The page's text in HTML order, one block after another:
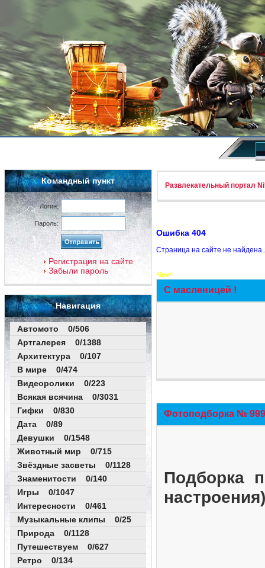
Командный пункт
Логин:
Пароль:
Регистрация на сайте
Забыли пароль
Навигация
Автомото 0/506
Артгалерея 0/1388
Архитектура 0/107
В мире 0/474
Видеоролики 0/223
Всякая всячина 0/3031
Гифки 0/830
Дата 0/89
Девушки 0/1548
Животный мир 0/715
Звёздные засветы 0/1128
Знаменитости 0/140
Игры 0/1047
Интересности 0/461
Музыкальные клипы 0/25
Природа 0/1128
Путешествуем 0/627
Ретро 0/134
Развлекательный портал
Ошибка 404
Страница на сайте не
New!
С масленицей !
Фотоподборка №
Подборка